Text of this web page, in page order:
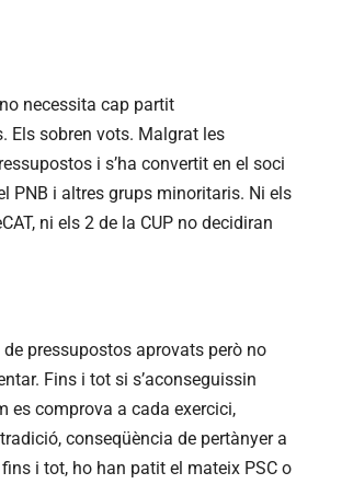
necessita cap partit
Els sobren vots. Malgrat les
i s’ha convertit en el soci
PNB i altres grups minoritaris. Ni els
ni els 2 de la CUP no decidiran
pressupostos aprovats però no
Fins i tot si s’aconseguissin
es comprova a cada exercici,
conseqüència de pertànyer a
fins i tot, ho han patit el mateix PSC o